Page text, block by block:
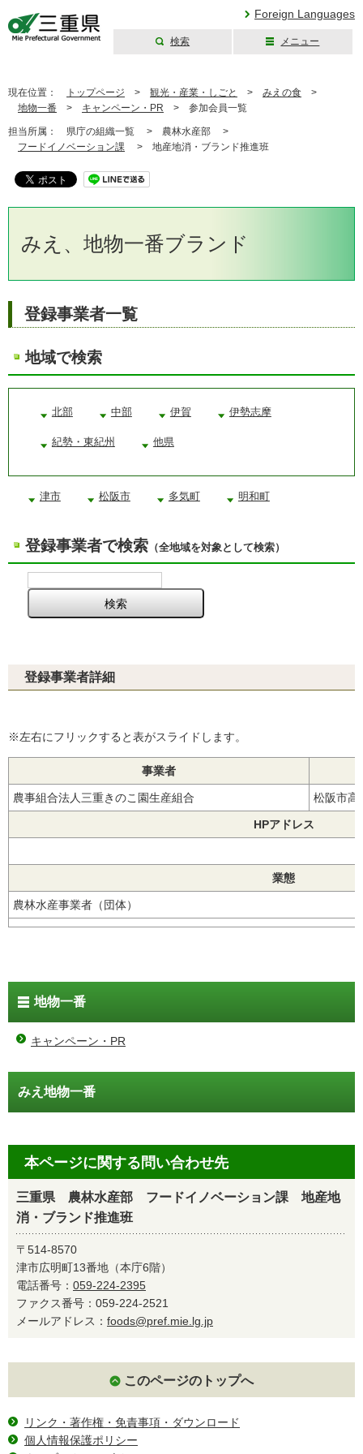
Foreign Languages
検索 メニュー
現在位置： トップページ > 観光・産業・しごと > みえの食 >
地物一番 > キャンペーン・PR > 参加会員一覧
担当所属： 県庁の組織一覧 > 農林水産部 >
フードイノベーション課 > 地産地消・ブランド推進班
みえ、地物一番ブランド
登録事業者一覧
地域で検索
北部 中部 伊賀 伊勢志摩
紀勢・東紀州 他県
津市 松阪市 多気町 明和町
登録事業者で検索 （全地域を対象として検索）
登録事業者詳細
※左右にフリックすると表がスライドします。
事業者
農事組合法人三重きのこ園生産組合 松阪市
HPアドレス
業態
農林水産事業者（団体）
地物一番
キャンペーン・PR
みえ地物一番
本ページに関する問い合わせ先
三重県 農林水産部 フードイノベーション課 地産地
消・ブランド推進班
〒514-8570
津市広明町13番地（本庁6階）
電話番号： 059-224-2395
ファクス番号：059-224-2521
メールアドレス： foods@pref.mie.lg.jp
このページのトップへ
リンク・著作権・免責事項・ダウンロード
個人情報保護ポリシー